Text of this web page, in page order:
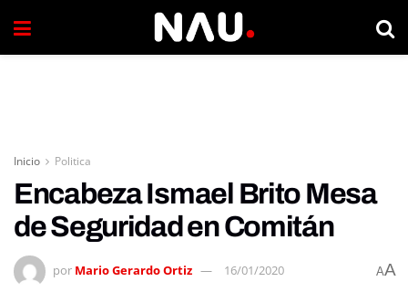
Inicio Politica
Encabeza Ismael Brito Mesa
de Seguridad en Comitán
por Mario Gerardo Ortiz 16/01/2020 AA